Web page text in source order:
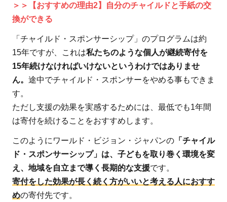
的な
数字
を使
って
報告
して
いる
ワー
ド・
ビジ
ョ
ン・
ジャ
＞＞【おすすめの理由2】自分のチャイルドと手紙の交
換ができる
「チャイルド・スポンサーシップ」のプログラムは約
15年ですが、これは私たちのような個人が継続寄付を
15年続けなければいけないというわけではありませ
ん。 途中でチャイルド・スポンサーをやめる事もできま
す。
ただし支援の効果を実感するためには、最低でも1年間
は寄付を続けることをおすすめします。
このようにワールド・ビジョン・ジャパンの 「チャイル
ド・スポンサーシップ」は、子どもを取り巻く環境を変
え、地域を自立まで導く長期的な支援です。
寄付をした効果が長く続く方がいいと考える人におすす
めの寄付先です。